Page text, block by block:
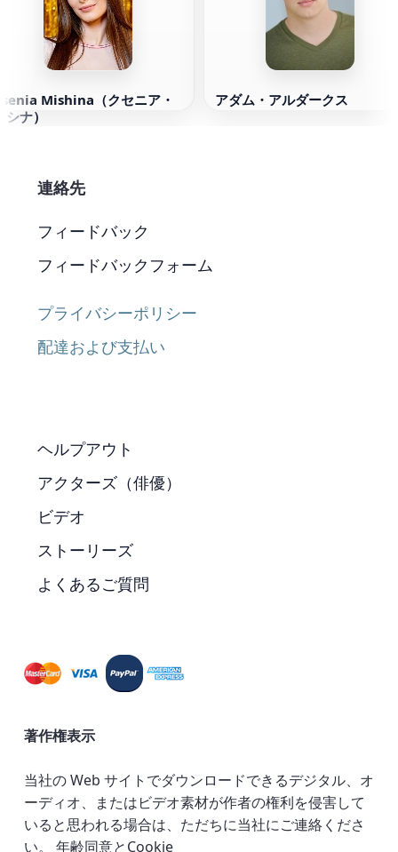
Mishina（クセニア・
シナ）
アダム・アルダークス
連絡先
フィードバック
フィードバックフォーム
プライバシーポリシー
配達および支払い
ヘルプアウト
アクターズ（俳優）
ビデオ
ストーリーズ
よくあるご質問
著作権表示
当社の Web サイトでダウンロードできるデジタル、オ
ーディオ、またはビデオ素材が作者の権利を侵害して
いると思われる場合は、ただちに当社にご連絡くださ
い。 年齢同意とCookie